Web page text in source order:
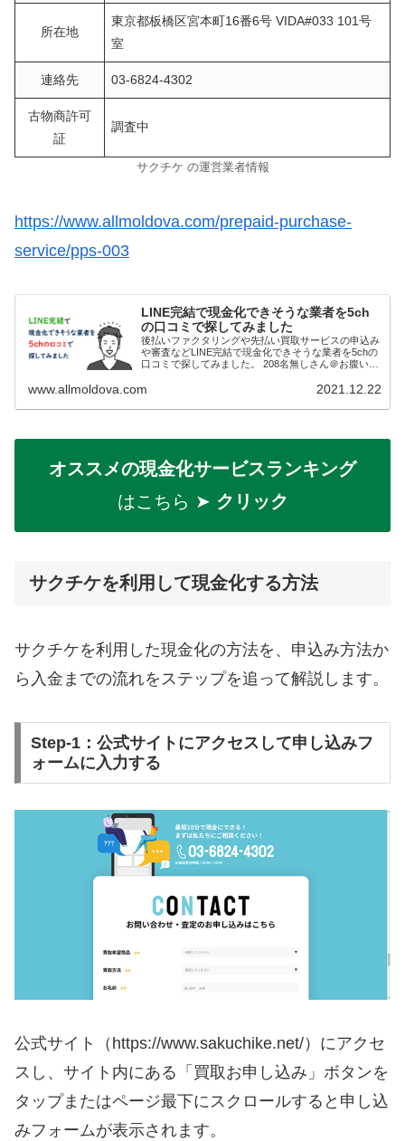
所在地
東京都板橋区宮本町16番6号 VIDA#033 101号
室
連絡先 03-6824-4302
古物商許可
証
調査中
サクチケ の運営業者情報
https://www.allmoldova.com/prepaid-purchase-
service/pps-003
LINE完結で現金化できそうな業者を5ch
の口コミで探してみました
後払いファクタリングや先払い買取サービスの申込み
や審査などLINE完結で現金化できそうな業者を5chの
口コミで探してみました。 208名無しさん＠お腹いっ
www.allmoldova.com 2021.12.22
オススメの現金化サービスランキング
はこちら ➤ クリック
サクチケを利用して現金化する方法
サクチケを利用した現金化の方法を、申込み方法か
ら入金までの流れをステップを追って解説します。
Step-1：公式サイトにアクセスして申し込みフ
ォームに入力する
公式サイト（https://www.sakuchike.net/）にアクセ
スし、サイト内にある「買取お申し込み」ボタンを
タップまたはページ最下にスクロールすると申し込
みフォームが表示されます。